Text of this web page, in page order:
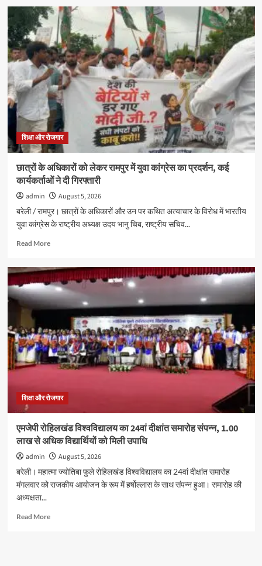
जीआरएम
स्कूल
में
स्पीच
और
अंतर
सदनीय
ड्रामा
प्रतियोगिताओं
में
छात्रों
ने
दिखाई
शिक्षा और रोजगार
छात्रों के अधिकारों को लेकर रामपुर में युवा कांग्रेस का प्रदर्शन, कई
कार्यकर्ताओं ने दी गिरफ्तारी
admin
August 5, 2026
बरेली / रामपुर। छात्रों के अधिकारों और उन पर कथित अत्याचार के विरोध में भारतीय
युवा कांग्रेस के राष्ट्रीय अध्यक्ष उदय भानु चिब, राष्ट्रीय सचिव...
Read MoreRead
छात्रों
के
अधिकारों
को
रामपुर
में
युवा
कांग्रेस
कई
दी
गिरफ्तारी
शिक्षा और रोजगार
एमजेपी रोहिलखंड विश्वविद्यालय का 24वां दीक्षांत समारोह संपन्न, 1.00
लाख से अधिक विद्यार्थियों को मिली उपाधि
admin
August 5, 2026
बरेली। महात्मा ज्योतिबा फुले रोहिलखंड विश्वविद्यालय का 24वां दीक्षांत समारोह
मंगलवार को राजकीय आयोजन के रूप में हर्षोल्लास के साथ संपन्न हुआ। समारोह की
अध्यक्षता...
Read MoreRead